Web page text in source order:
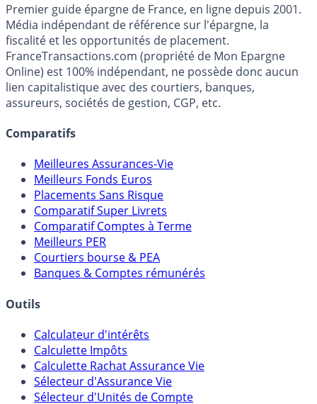
Premier guide épargne de France, en ligne depuis 2001.
Média indépendant de référence sur l'épargne, la
fiscalité et les opportunités de placement.
FranceTransactions.com (propriété de Mon Epargne
Online) est 100% indépendant, ne possède donc aucun
lien capitalistique avec des courtiers, banques,
assureurs, sociétés de gestion, CGP, etc.
Comparatifs
Meilleures Assurances-Vie
Meilleurs Fonds Euros
Placements Sans Risque
Comparatif Super Livrets
Comparatif Comptes à Terme
Meilleurs PER
Courtiers bourse & PEA
Banques & Comptes rémunérés
Outils
Calculateur d'intérêts
Calculette Impôts
Calculette Rachat Assurance Vie
Sélecteur d'Assurance Vie
Sélecteur d'Unités de Compte